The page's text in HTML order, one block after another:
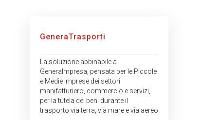
GeneraTrasporti
La soluzione abbinabile a
GeneraImpresa, pensata per le Piccole
e Medie Imprese dei settori
manifatturiero, commercio e servizi,
per la tutela dei beni durante il
trasporto via terra, via mare e via aereo